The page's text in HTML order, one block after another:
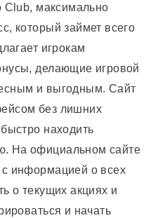
Club, максимально
который займет всего
игрокам
делающие игровой
и выгодным. Сайт
без лишних
находить
На официальном сайте
информацией о всех
о текущих акциях и
и начать